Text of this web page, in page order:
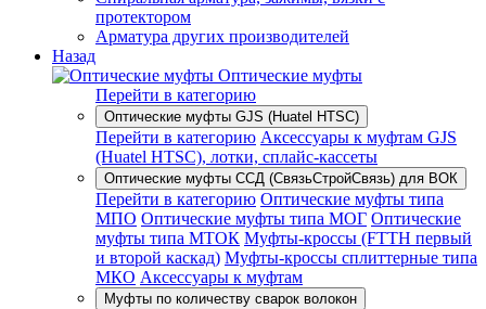
протектором
Арматура других производителей
Назад
Оптические муфты
Перейти в категорию
Оптические муфты GJS (Huatel HTSC)
Перейти в категорию Аксессуары к муфтам GJS
(Huatel HTSC), лотки, сплайс-кассеты
Оптические муфты ССД (СвязьСтройСвязь) для ВОК
Перейти в категорию Оптические муфты типа
МПО Оптические муфты типа МОГ Оптические
муфты типа МТОК Муфты-кроссы (FTTH первый
и второй каскад) Муфты-кроссы сплиттерные типа
МКО Аксессуары к муфтам
Муфты по количеству сварок волокон